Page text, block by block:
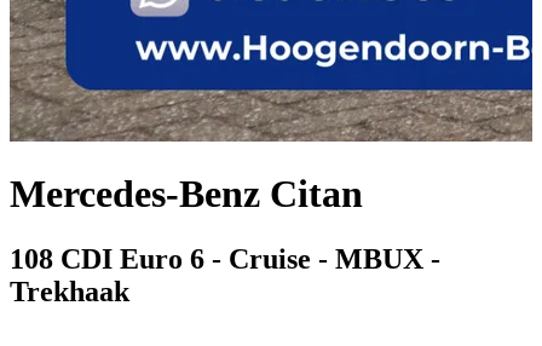
Mercedes-Benz Citan
108 CDI Euro 6 - Cruise - MBUX -
Trekhaak